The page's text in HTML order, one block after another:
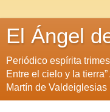
El Ángel
Periódico espírita
Entre el cielo y la
Martín de